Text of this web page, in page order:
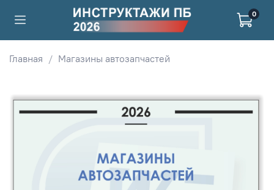
0
Главная Магазины автозапчастей